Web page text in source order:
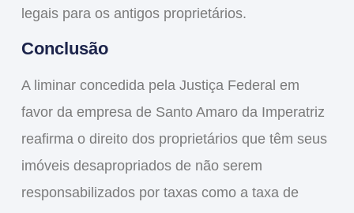
legais para os antigos proprietários.
Conclusão
A liminar concedida pela Justiça Federal em
favor da empresa de Santo Amaro da Imperatriz
reafirma o direito dos proprietários que têm seus
imóveis desapropriados de não serem
responsabilizados por taxas como a taxa de